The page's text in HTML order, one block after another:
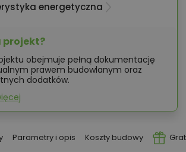
energetyczna
projekt?
obejmuje pełną dokumentację
prawem budowlanym oraz
dodatków.
Parametry i opis Koszty budowy